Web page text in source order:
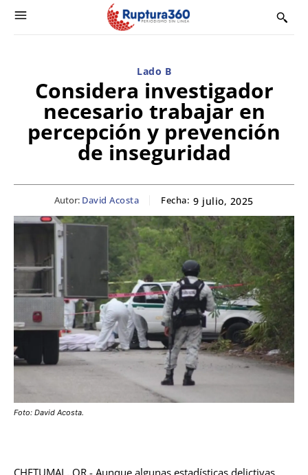
Lado B
Considera investigador
necesario trabajar en
percepción y prevención
de inseguridad
Autor: David Acosta Fecha: 9 julio, 2025
Foto: David Acosta.
CHETUMAL, QR.- Aunque algunas estadísticas delictivas